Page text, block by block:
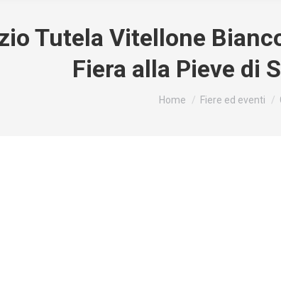
Tutela Vitellone
Fiera alla Pieve di
Tu sei qui:
Home Fiere ed eventi